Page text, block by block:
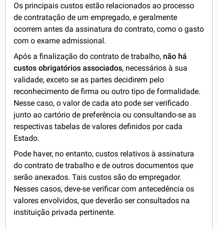
Os principais custos estão relacionados ao processo
de contratação de um empregado, e geralmente
ocorrem antes da assinatura do contrato, como o gasto
com o exame admissional.
Após a finalização do contrato de trabalho, não há
custos obrigatórios associados, necessários à sua
validade, exceto se as partes decidirem pelo
reconhecimento de firma ou outro tipo de formalidade.
Nesse caso, o valor de cada ato pode ser verificado
junto ao cartório de preferência ou consultando-se as
respectivas tabelas de valores definidos por cada
Estado.
Pode haver, no entanto, custos relativos à assinatura
do contrato de trabalho e de outros documentos que
serão anexados. Tais custos são do empregador.
Nesses casos, deve-se verificar com antecedência os
valores envolvidos, que deverão ser consultados na
instituição privada pertinente.